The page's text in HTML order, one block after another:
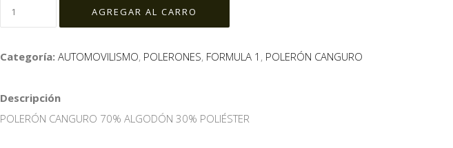
Categoría: AUTOMOVILISMO, POLERONES, FORMULA 1 , POLERÓN CANGURO
Descripción
POLERÓN CANGURO 70% ALGODÓN 30% POLIÉSTER